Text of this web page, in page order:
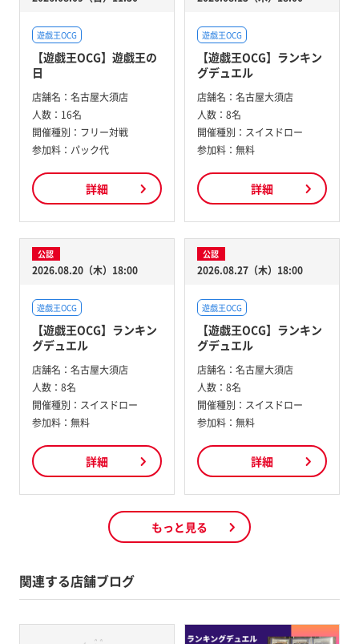
遊戯王OCG
【遊戯王OCG】遊戯王の
日
店舗名： 名古屋大須店
人数： 16名
開催種別： フリー対戦
参加料： パック代
詳細
遊戯王OCG
【遊戯王OCG】ランキン
グデュエル
店舗名： 名古屋大須店
人数： 8名
開催種別： スイスドロー
参加料： 無料
詳細
公認
2026.08.20（木）18:00
遊戯王OCG
【遊戯王OCG】ランキン
グデュエル
店舗名： 名古屋大須店
人数： 8名
開催種別： スイスドロー
参加料： 無料
詳細
公認
2026.08.27（木）18:00
遊戯王OCG
【遊戯王OCG】ランキン
グデュエル
店舗名： 名古屋大須店
人数： 8名
開催種別： スイスドロー
参加料： 無料
詳細
もっと見る
関連する店舗ブログ